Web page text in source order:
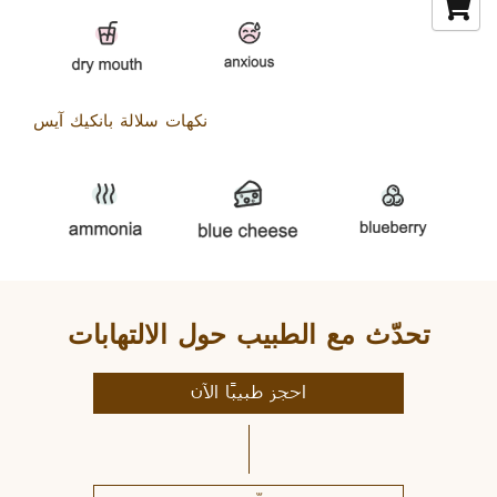
نكهات سلالة بانكيك آيس
تحدّث مع الطبيب حول الالتهابات
احجز طبيبًا الآن